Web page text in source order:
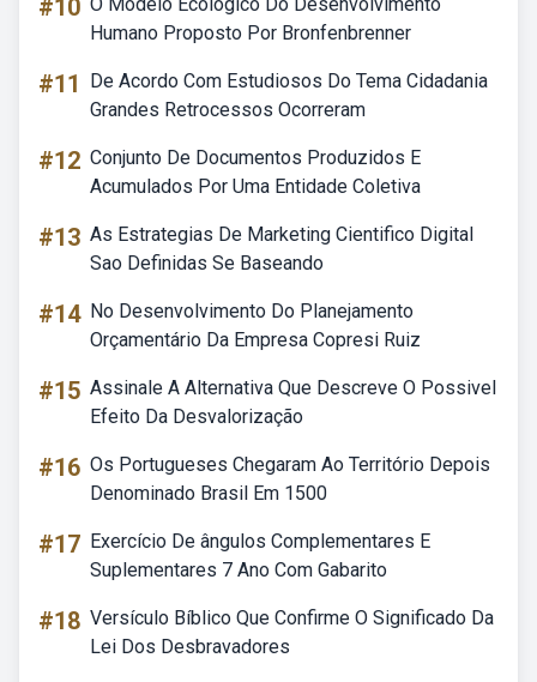
#10
Humano Proposto Por Bronfenbrenner
#11
De Acordo Com Estudiosos Do Tema Cidadania
Grandes Retrocessos Ocorreram
#12 Conjunto De Documentos Produzidos E
Acumulados Por Uma Entidade Coletiva
#13 As Estrategias De Marketing Cientifico Digital
Sao Definidas Se Baseando
#14 No Desenvolvimento Do Planejamento
Orçamentário Da Empresa Copresi Ruiz
#15 Assinale A Alternativa Que Descreve O Possivel
Efeito Da Desvalorização
#16 Os Portugueses Chegaram Ao Território Depois
Denominado Brasil Em 1500
#17 Exercício De ângulos Complementares E
Suplementares 7 Ano Com Gabarito
#18 Versículo Bíblico Que Confirme O Significado Da
Lei Dos Desbravadores